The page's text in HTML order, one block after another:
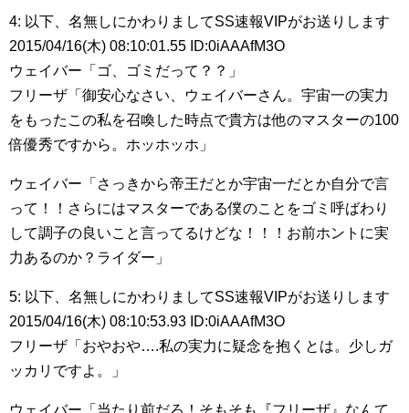
4: 以下、名無しにかわりましてSS速報VIPがお送りします
2015/04/16(木) 08:10:01.55 ID:0iAAAfM3O
ウェイバー「ゴ、ゴミだって？？」
フリーザ「御安心なさい、ウェイバーさん。宇宙一の実力
をもったこの私を召喚した時点で貴方は他のマスターの100
倍優秀ですから。ホッホッホ」
ウェイバー「さっきから帝王だとか宇宙一だとか自分で言
って！！さらにはマスターである僕のことをゴミ呼ばわり
して調子の良いこと言ってるけどな！！！お前ホントに実
力あるのか？ライダー」
5: 以下、名無しにかわりましてSS速報VIPがお送りします
2015/04/16(木) 08:10:53.93 ID:0iAAAfM3O
フリーザ「おやおや….私の実力に疑念を抱くとは。少しガ
ッカリですよ。」
ウェイバー「当たり前だろ！そもそも『フリーザ』なんて